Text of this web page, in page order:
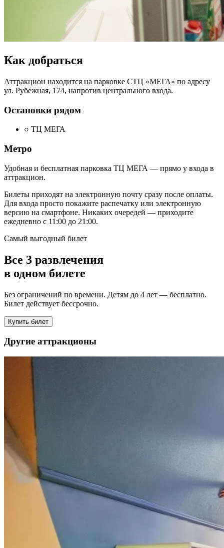
Как добраться
Аттракцион находится на парковке СТЦ «МЕГА» по адресу
ул. Рубежная, 174, напротив центрального входа.
Остановки рядом
○ ТЦ МЕГА
Метро
Удобная и бесплатная парковка ТЦ МЕГА — прямо у входа в
аттракцион.
Билеты приходят на электронную почту сразу после оплаты.
Для входа просто покажите распечатку или электронную
версию на смартфоне. Никаких очередей — приходите
ежедневно с 11:00 до 21:00.
Самый выгодный билет
Все 3 развлечения
в одном билете
Без ограничений по времени. Детям до 4 лет — бесплатно.
Билет действует бессрочно.
Купить билет
Другие аттракционы